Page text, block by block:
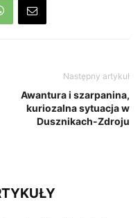
Następny artykuł
Awantura i szarpanina,
kuriozalna sytuacja w
Dusznikach-Zdroju